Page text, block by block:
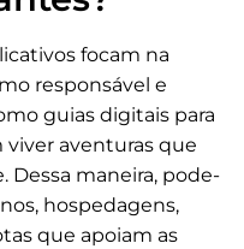
focam na
responsável e
guias digitais para
viver aventuras que
Dessa maneira, pode-
hospedagens,
que apoiam as